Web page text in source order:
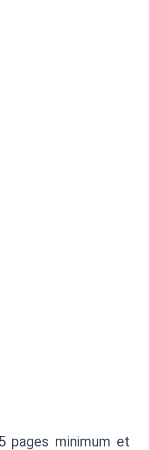
pages minimum et